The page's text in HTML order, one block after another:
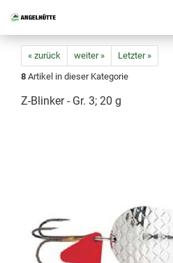
« zurück weiter »
Letzter »
8 Artikel in dieser Kategorie
Z-Blinker - Gr. 3; 20 g